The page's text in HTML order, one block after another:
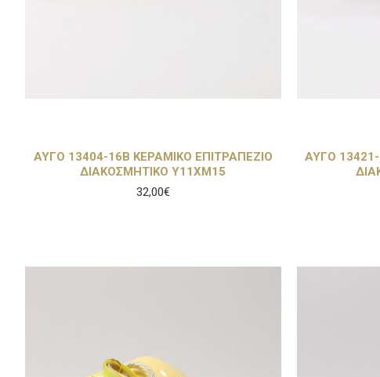
ΑΥΓΟ 13404-16B ΚΕΡΑΜΙΚΟ ΕΠΙΤΡΑΠΕΖΙΟ
ΔΙΑΚΟΣΜΗΤΙΚΟ Υ11ΧΜ15
32,00€
ΑΥΓΟ